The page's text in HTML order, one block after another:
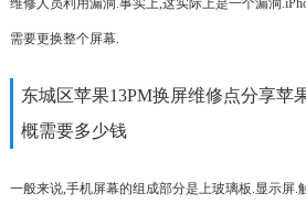
维修人员利用漏洞.事实上,这实际上是一个漏洞
需要更换整个屏幕.
东城区苹果13PM换屏维修点分享苹
概需要多少钱
一般来说,手机屏幕的组成部分是上玻璃板.显示屏.